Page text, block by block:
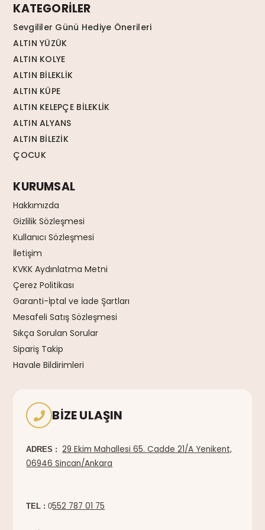
KATEGORİLER
Sevgililer Günü Hediye Önerileri
ALTIN YÜZÜK
ALTIN KOLYE
ALTIN BİLEKLİK
ALTIN KÜPE
ALTIN KELEPÇE BİLEKLİK
ALTIN ALYANS
ALTIN BİLEZİK
ÇOCUK
KURUMSAL
Hakkımızda
Gizlilik Sözleşmesi
Kullanıcı Sözleşmesi
İletişim
KVKK Aydınlatma Metni
Çerez Politikası
Garanti-İptal ve İade Şartları
Mesafeli Satış Sözleşmesi
Sıkça Sorulan Sorular
Sipariş Takip
Havale Bildirimleri
BIZE ULAŞIN
ADRES :
29 Ekim Mahallesi 65. Cadde 21/A Yenikent,
06946 Sincan/Ankara
TEL : 0552 787 01 75